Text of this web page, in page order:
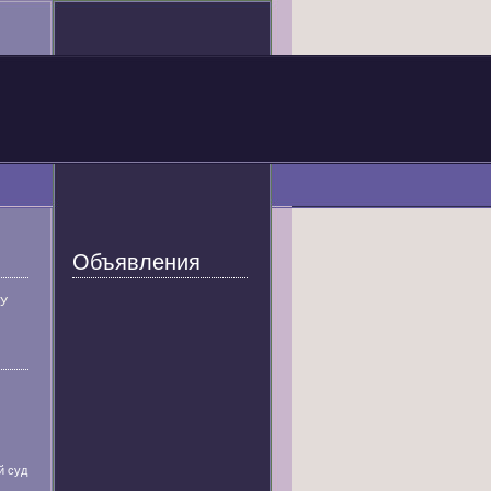
суд
Объявления